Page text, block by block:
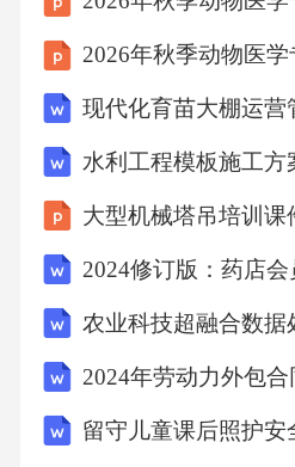
S)，所以Q=q5=15L/S，Q
L/S。根据表格6的临时水
选择施工现场临水管道管
内，管径为D＜100；在消
100-300或D＞300，流速分
（π.V.1000），考虑消防时
计算施工现场临时水管主
d=√4Q/（πV.1000）。方
现场生活区给水主干管的
现代化育苗大棚运营
水利工程模板施工方
大型机械塔吊培训课
2024修订版：药店
农业科技超融合数据
2024年劳动力外包合
留守儿童课后照护安